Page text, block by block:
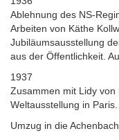
Ablehnung des NS-
Arbeiten von Käthe
Jubiläumsausstellung
aus der Öffentlichkeit.
1937
Zusammen mit Lidy
Weltausstellung in Paris.
Umzug in die